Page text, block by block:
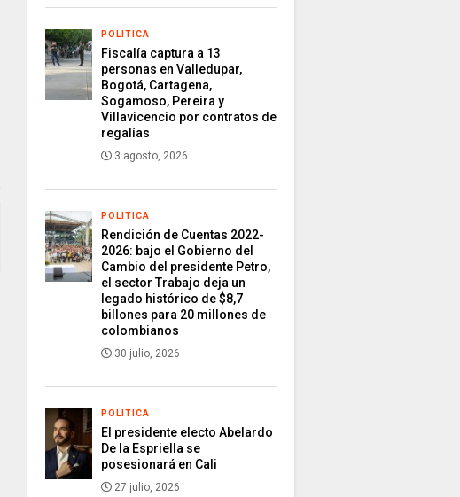
POLITICA
Fiscalía captura a 13
personas en Valledupar,
Bogotá, Cartagena,
Sogamoso, Pereira y
Villavicencio por contratos de
regalías
3 agosto, 2026
POLITICA
Rendición de Cuentas 2022-
2026: bajo el Gobierno del
Cambio del presidente Petro,
el sector Trabajo deja un
legado histórico de $8,7
billones para 20 millones de
colombianos
30 julio, 2026
POLITICA
El presidente electo Abelardo
De la Espriella se
posesionará en Cali
27 julio, 2026